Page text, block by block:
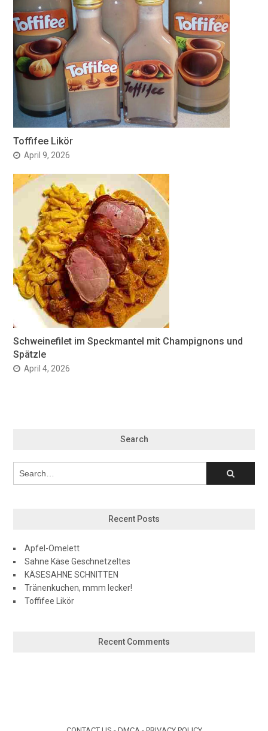
Toffifee Likör
April 9, 2026
Schweinefilet im Speckmantel mit Champignons und
Spätzle
April 4, 2026
Search
Recent Posts
Apfel-Omelett
Sahne Käse Geschnetzeltes
KÄSESAHNE SCHNITTEN
Tränenkuchen, mmm lecker!
Toffifee Likör
Recent Comments